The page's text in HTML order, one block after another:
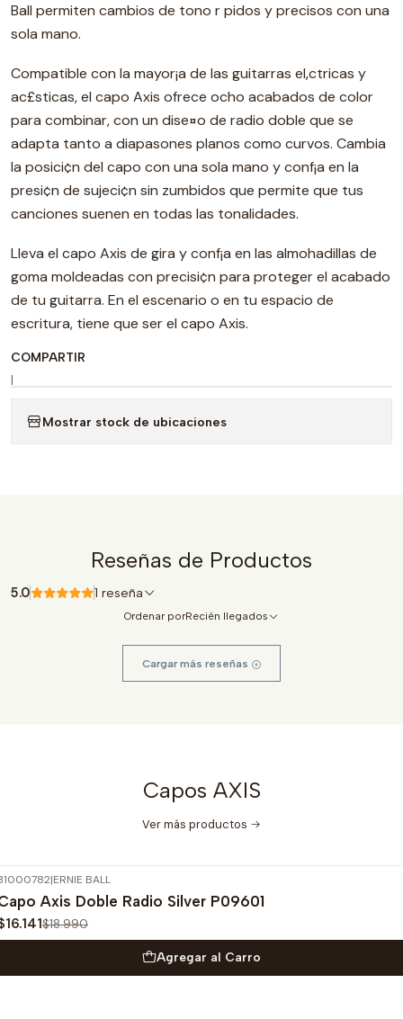
Ball permiten cambios de tono r pidos y precisos con una
sola mano.
Compatible con la mayor¡a de las guitarras el‚ctricas y
ac£sticas, el capo Axis ofrece ocho acabados de color
para combinar, con un dise¤o de radio doble que se
adapta tanto a diapasones planos como curvos. Cambia
la posici¢n del capo con una sola mano y conf¡a en la
presi¢n de sujeci¢n sin zumbidos que permite que tus
canciones suenen en todas las tonalidades.
Lleva el capo Axis de gira y conf¡a en las almohadillas de
goma moldeadas con precisi¢n para proteger el acabado
de tu guitarra. En el escenario o en tu espacio de
escritura, tiene que ser el capo Axis.
COMPARTIR
|
Mostrar stock de ubicaciones
Reseñas de Productos
5.0 1 reseña
Ordenar porRecién llegados
Cargar más reseñas
Capos AXIS
Ver más productos
OFF
|ERNIE BALL
Axis Doble Radio Silver P09601
$18.990
Agregar al Carro